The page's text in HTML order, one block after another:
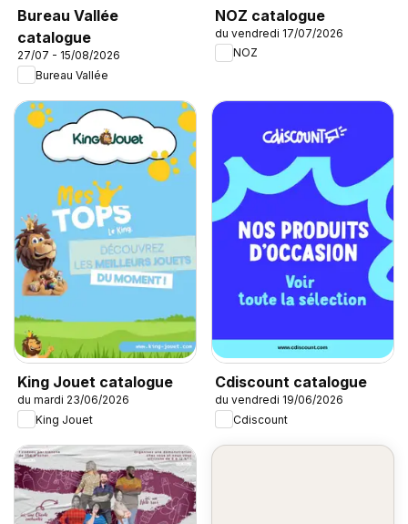
Bureau Vallée
catalogue
27/07 - 15/08/2026
Bureau Vallée
NOZ catalogue
du vendredi 17/07/2026
NOZ
King Jouet catalogue
du mardi 23/06/2026
King Jouet
Cdiscount catalogue
du vendredi 19/06/2026
Cdiscount